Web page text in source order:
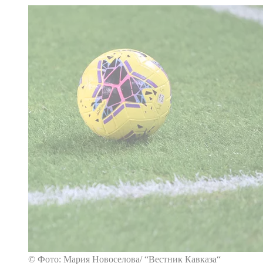
© Фото: Мария Новоселова/ “Вестник Кавказа“